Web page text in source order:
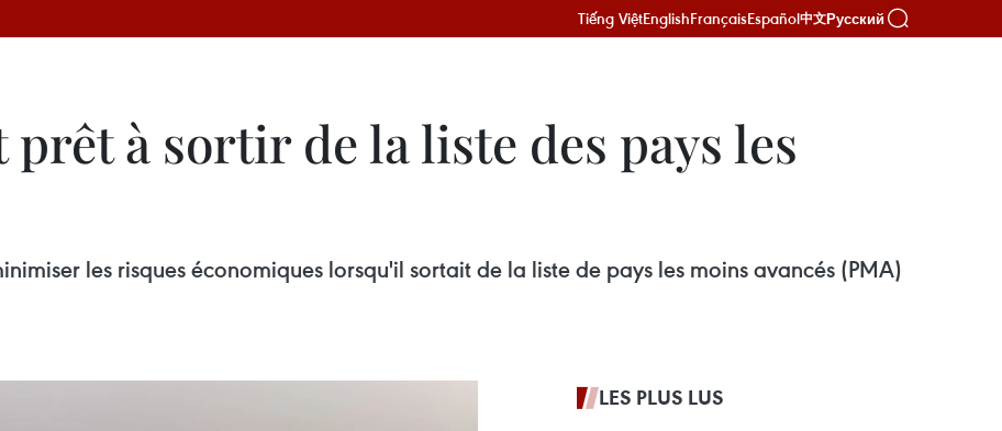
Tiếng ViệtEnglishFrançaisEspañol中文Русский
prêt à sortir de la liste des pays les
les risques économiques lorsqu'il sortait de la liste de pays les moins avancés (PMA)
LES PLUS LUS